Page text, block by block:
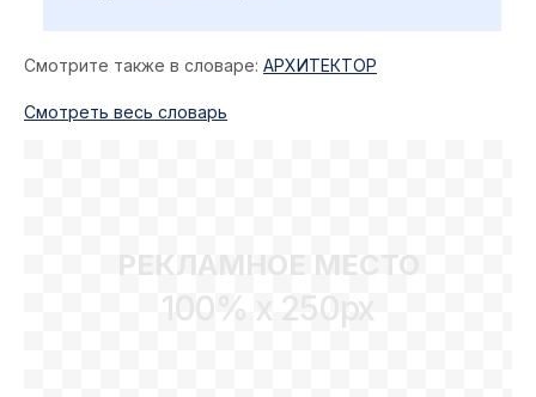
Смотрите также в словаре: АРХИТЕКТОР
Cмотреть весь словарь
РЕКЛАМНОЕ МЕСТО
100% x 250px